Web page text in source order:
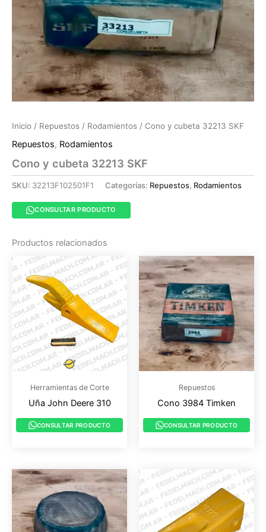
Inicio / Repuestos / Rodamientos / Cono y cubeta 32213 SKF
Repuestos, Rodamientos
Cono y cubeta 32213 SKF
SKU: 32213F102501F1 Categorías: Repuestos, Rodamientos
CONSULTAR PRODUCTO
Productos relacionados
Herramientas de Corte
Uña John Deere 310
CONSULTAR PRODUCTO
Repuestos
Cono 3984 Timken
CONSULTAR PRODUCTO